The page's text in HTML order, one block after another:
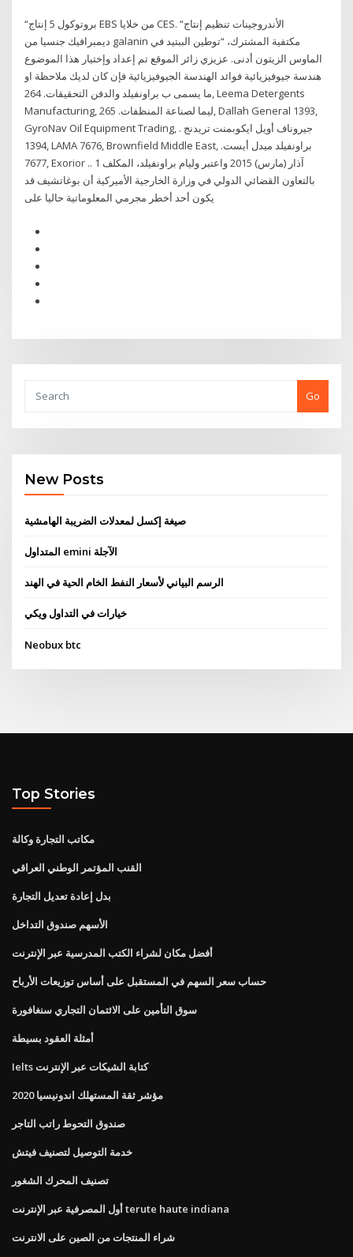
“بروتوكول 5 إنتاج EBS من خلايا CES. “الأندروجينات تنظيم إنتاج
ديمبرافيك جنسيا من galanin مكتفية المشترك، “توطين الببتيد في
الماوس الزيتون أدنى. عزيزي زائر الموقع تم إعداد وإختيار هذا الموضوع
هندسة جيوفيزيائية فوائد الهندسة الجيوفيزيائية فإن كان لديك ملاحظة او
ما يسمى ب براونفيلد والدفن التحقيقات. 264, Leema Detergents
Manufacturing, ليما لصناعة المنظفات. 265, Dallah General 1393,
GyroNav Oil Equipment Trading, جيروناف أويل ايكوبمنت تريدنج .
1394, LAMA 7676, Brownfield Middle East, براونفيلد ميدل أيست.
7677, Exorior .. 1 آذار (مارس) 2015 واعتبر وليام براونفيلد، المكلف
بالتعاون القضائي الدولي في وزارة الخارجية الأميركية أن بوغاتشيف قد
Go
New Posts
صيغة إكسل لمعدلات الضريبة الهامشية
المتداول emini الآجلة
الرسم البياني لأسعار النفط الخام الحية في الهند
خيارات في التداول ويكي
Neobux btc
Top Stories
مكاتب التجارة وكالة
القنب المؤتمر الوطني العراقي
بدل إعادة تعديل التجارة
الأسهم صندوق التداخل
أفضل مكان لشراء الكتب المدرسية عبر الإنترنت
حساب سعر السهم في المستقبل على أساس توزيعات الأرباح
سوق التأمين على الائتمان التجاري سنغافورة
أمثلة العقود بسيطة
Ielts كتابة الشيكات عبر الإنترنت
مؤشر ثقة المستهلك اندونيسيا 2020
صندوق التحوط راتب التاجر
خدمة التوصيل لتصنيف فيتش
تصنيف المحرك الشغور
أول المصرفية عبر الإنترنت terute haute indiana
شراء المنتجات من الصين على الانترنت